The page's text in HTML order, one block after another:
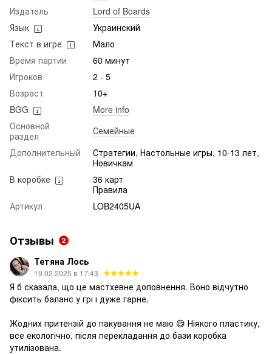
Издатель
Lord of Boards
Язык
Украинский
Текст в игре
Мало
Время партии
60 минут
Игроков
2 - 5
Возраст
10+
BGG
More info
Основной
раздел
Семейные
Дополнительный
Стратегии, Настольные игры, 10-13 лет,
Новичкам
В коробке
36 карт
Правила
Артикул
LOB2405UA
Отзывы 2
Тетяна Лось
19.02.2025 в 17:43
Я б сказала, що це мастхевне доповнення. Воно відчутно
фіксить баланс у грі і дуже гарне.
Жодних притензій до пакування не маю 😅 Ніякого пластику,
все екологічно, після перекладання до бази коробка
утилізована.